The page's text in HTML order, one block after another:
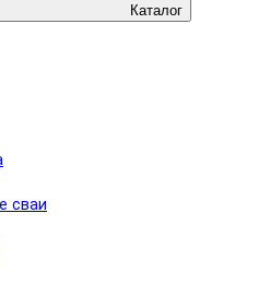
Каталог
сваи